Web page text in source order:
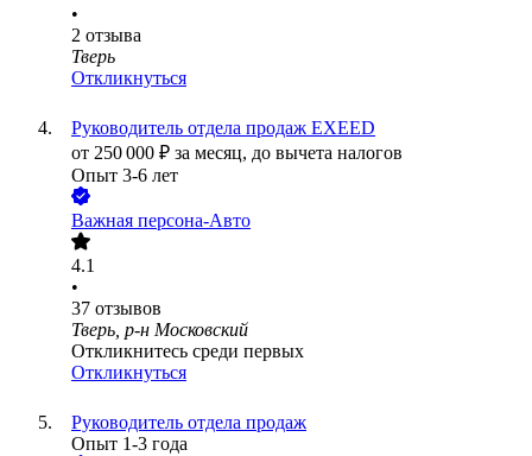
•
2 отзыва
Тверь
Откликнуться
Руководитель отдела продаж EXEED
от 250 000 ₽ за месяц, до вычета налогов
Опыт 3-6 лет
Важная персона-Авто
4.1
•
37 отзывов
Тверь, р-н Московский
Откликнитесь среди первых
Откликнуться
Руководитель отдела продаж
Опыт 1-3 года